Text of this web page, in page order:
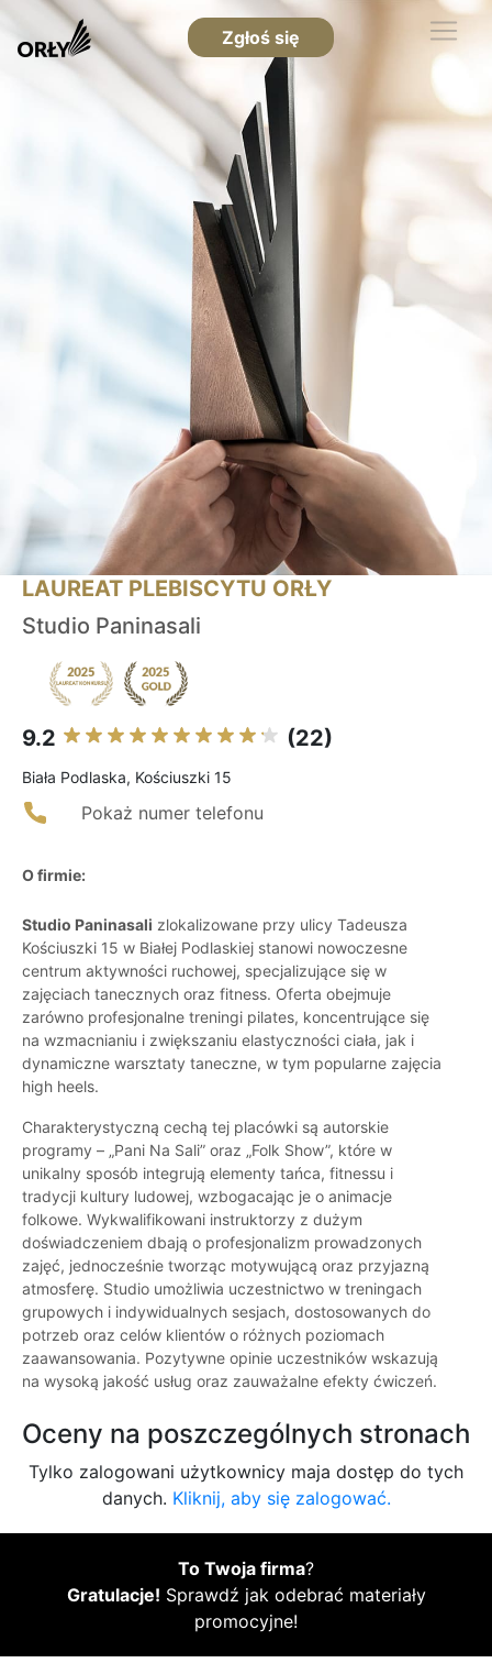
Zgłoś się
LAUREAT PLEBISCYTU ORŁY
Studio Paninasali
9.2 (22)
Biała Podlaska, Kościuszki 15
Pokaż numer telefonu
O firmie:
Studio Paninasali zlokalizowane przy ulicy Tadeusza
Kościuszki 15 w Białej Podlaskiej stanowi nowoczesne
centrum aktywności ruchowej, specjalizujące się w
zajęciach tanecznych oraz fitness. Oferta obejmuje
zarówno profesjonalne treningi pilates, koncentrujące się
na wzmacnianiu i zwiększaniu elastyczności ciała, jak i
dynamiczne warsztaty taneczne, w tym popularne zajęcia
high heels.
Charakterystyczną cechą tej placówki są autorskie
programy – „Pani Na Sali” oraz „Folk Show”, które w
unikalny sposób integrują elementy tańca, fitnessu i
tradycji kultury ludowej, wzbogacając je o animacje
folkowe. Wykwalifikowani instruktorzy z dużym
doświadczeniem dbają o profesjonalizm prowadzonych
zajęć, jednocześnie tworząc motywującą oraz przyjazną
atmosferę. Studio umożliwia uczestnictwo w treningach
grupowych i indywidualnych sesjach, dostosowanych do
potrzeb oraz celów klientów o różnych poziomach
zaawansowania. Pozytywne opinie uczestników wskazują
na wysoką jakość usług oraz zauważalne efekty ćwiczeń.
Oceny na poszczególnych stronach
Tylko zalogowani użytkownicy maja dostęp do tych
danych. Kliknij, aby się zalogować.
To Twoja firma?
Gratulacje! Sprawdź jak odebrać materiały
promocyjne!